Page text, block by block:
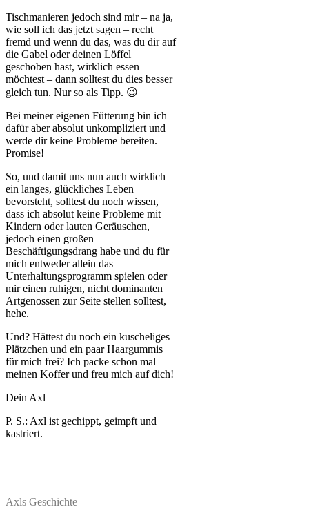
Tischmanieren jedoch sind mir – na ja,
wie soll ich das jetzt sagen – recht
fremd und wenn du das, was du dir auf
die Gabel oder deinen Löffel
geschoben hast, wirklich essen
möchtest – dann solltest du dies besser
gleich tun. Nur so als Tipp. 😉
Bei meiner eigenen Fütterung bin ich
dafür aber absolut unkompliziert und
werde dir keine Probleme bereiten.
Promise!
So, und damit uns nun auch wirklich
ein langes, glückliches Leben
bevorsteht, solltest du noch wissen,
dass ich absolut keine Probleme mit
Kindern oder lauten Geräuschen,
jedoch einen großen
Beschäftigungsdrang habe und du für
mich entweder allein das
Unterhaltungsprogramm spielen oder
mir einen ruhigen, nicht dominanten
Artgenossen zur Seite stellen solltest,
hehe.
Und? Hättest du noch ein kuscheliges
Plätzchen und ein paar Haargummis
für mich frei? Ich packe schon mal
meinen Koffer und freu mich auf dich!
Dein Axl
P. S.: Axl ist gechippt, geimpft und
kastriert.
Axls Geschichte